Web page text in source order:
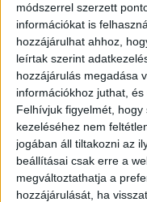
módszerrel szerzett
információkat is
hozzájárulhat ahhoz,
leírtak szerint
hozzájárulás megadása
információkhoz juthat,
Felhívjuk figyelmét,
kezeléséhez nem
jogában áll tiltakozni az
beállításai csak erre a
megváltoztathatja a
hozzájárulását, ha
A Képesvagyok
Hungary tartalom
vezeti. Az első
felbukkan többek
Dorka, Balatoni
epizódok hetente
„Pontosan látjuk, hogy
történetekre, motiváló